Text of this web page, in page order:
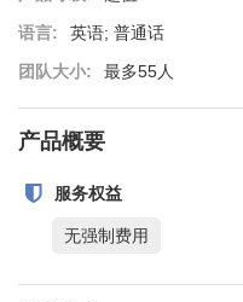
语言:
英语; 普通话
团队大小:
最多55人
产品概要
服务权益
无强制费用